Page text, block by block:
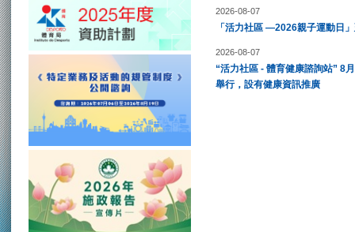
2026-08-07
「活力社區 —2026親子運動日
2026-08-07
“活力社區 - 體育健康諮詢站” 8
舉行，設有健康資訊推廣